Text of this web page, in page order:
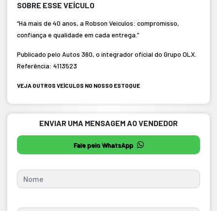
SOBRE ESSE VEÍCULO
“Há mais de 40 anos, a Robson Veículos: compromisso,
confiança e qualidade em cada entrega.”
Publicado pelo Autos 360, o integrador oficial do Grupo OLX.
Referência: 4113523
VEJA OUTROS VEÍCULOS NO NOSSO ESTOQUE
ENVIAR UMA MENSAGEM AO VENDEDOR
Fale pelo WhatsApp